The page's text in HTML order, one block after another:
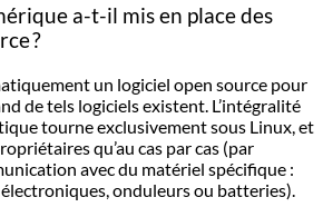
a-t-il mis en place des
?
un logiciel open source pour
de tels logiciels existent. L’intégralité
tourne exclusivement sous Linux, et
qu’au cas par cas (par
avec du matériel spécifique :
onduleurs ou batteries).